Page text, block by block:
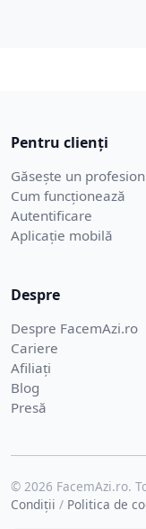
Pentru clienți
Găsește un
Cum funcționează
Autentificare
Aplicație mobilă
Despre
Despre FacemAzi.ro
Cariere
Afiliați
Blog
Presă
© 2026 FacemAzi.ro.
Condiții / Politica de